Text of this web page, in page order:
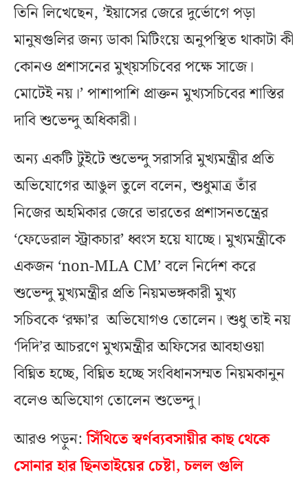
তিনি লিখেছেন, ’ইয়াসের জেরে দুর্ভোগে পড়া
মানুষগুলির জন্য ডাকা মিটিংয়ে অনুপস্থিত থাকাটা কী
কোনও প্রশাসনের মুখ্য়সচিবের পক্ষে সাজে।
মোটেই নয়।’ পাশাপাশি প্রাক্তন মুখ্যসচিবের শাস্তির
দাবি শুভেন্দু অধিকারী।
অন্য একটি টুইটে শুভেন্দু সরাসরি মুখ্যমন্ত্রীর প্রতি
অভিযোগের আঙুল তুলে বলেন, শুধুমাত্র তাঁর
নিজের অহমিকার জেরে ভারতের প্রশাসনতন্ত্রের
‘ফেডেরাল স্ট্রাকচার’ ধ্বংস হয়ে যাচ্ছে। মুখ্যমন্ত্রীকে
একজন ‘non-MLA CM’ বলে নির্দেশ করে
শুভেন্দু মুখ্যমন্ত্রীর প্রতি নিয়মভঙ্গকারী মুখ্য
সচিবকে ‘রক্ষা’র অভিযোগও তোলেন। শুধু তাই নয়
‘দিদি’র আচরণে মুখ্যমন্ত্রীর অফিসের আবহাওয়া
বিঘ্নিত হচ্ছে, বিঘ্নিত হচ্ছে সংবিধানসম্মত নিয়মকানুন
বলেও অভিযোগ তোলেন শুভেন্দু।
আরও পড়ুন:সিঁথিতে স্বর্ণব্যবসায়ীর কাছ থেকে
সোনার হার ছিনতাইয়ের চেষ্টা, চলল গুলি